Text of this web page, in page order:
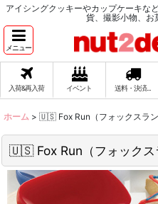
アイシングクッキーやカップケーキな
貨、撮影小物、お
メニュー
入荷&再入荷 イベント 送料・決済...
ホーム > 🇺🇸 Fox Run（フォックスラン
🇺🇸 Fox Run（フォックス